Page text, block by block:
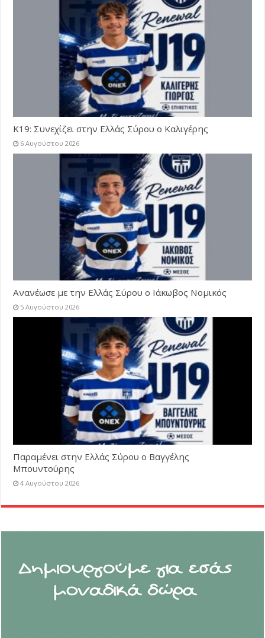
Κ19: Συνεχίζει στην Ελλάς Σύρου ο Καλιγέρης
6 Αυγούστου 2026
Ανανέωσε με την Ελλάς Σύρου ο Ιάκωβος Νομικός
5 Αυγούστου 2026
Παραμένει στην Ελλάς Σύρου ο Βαγγέλης
Μπουντούρης
4 Αυγούστου 2026